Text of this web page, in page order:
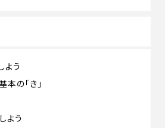
よう
の「き」
よう